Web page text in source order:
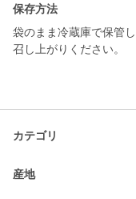
保存方法
袋のまま冷蔵庫で保管
召し上がりください。
カテゴリ
産地